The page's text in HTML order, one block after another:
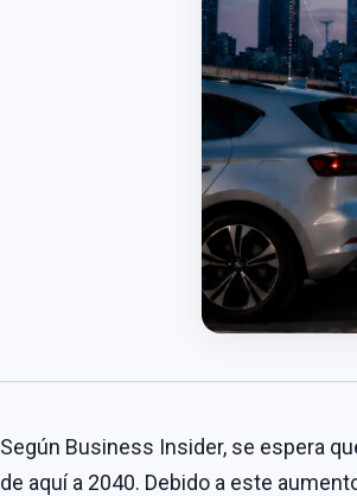
Según Business Insider, se espera
de aquí a 2040. Debido a este